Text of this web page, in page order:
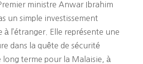
ministre Anwar Ibrahim
un simple investissement
à l’étranger. Elle représente une
dans la quête de sécurité
long terme pour la Malaisie, à